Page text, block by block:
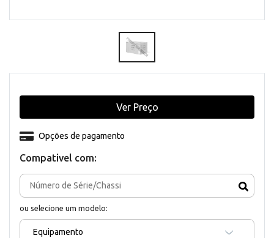
Compativel com:
ou selecione um modelo:
Equipamento
Opções de pagamento
Ver Preço